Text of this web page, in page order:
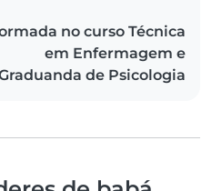
no curso Técnica
em Enfermagem e
de Psicologia